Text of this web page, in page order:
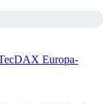
Europa-